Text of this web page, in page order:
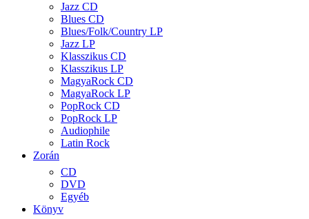
Jazz CD
Blues CD
Blues/Folk/Country LP
Jazz LP
Klasszikus CD
Klasszikus LP
MagyaRock CD
MagyaRock LP
PopRock CD
PopRock LP
Audiophile
Latin Rock
Zorán
CD
DVD
Egyéb
Könyv